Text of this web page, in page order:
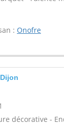
: Onofre
décorative -